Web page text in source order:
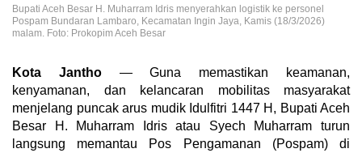
Bupati Aceh Besar H. Muharram Idris menyerahkan logistik ke personel
Pospam Bundaran Lambaro, Kecamatan Ingin Jaya, Kamis (18/3/2026)
malam. Foto: Prokopim Aceh Besar
Kota Jantho— Guna memastikan keamanan,
kenyamanan, dan kelancaran mobilitas masyarakat
menjelang puncak arus mudik Idulfitri 1447 H, Bupati Aceh
Besar H. Muharram Idris atau Syech Muharram turun
langsung memantau Pos Pengamanan (Pospam) di